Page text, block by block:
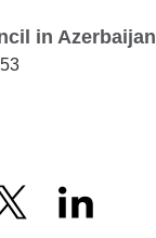
in Azerbaijan